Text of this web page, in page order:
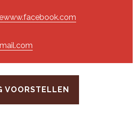
www.facebook.com
VOORSTELLEN